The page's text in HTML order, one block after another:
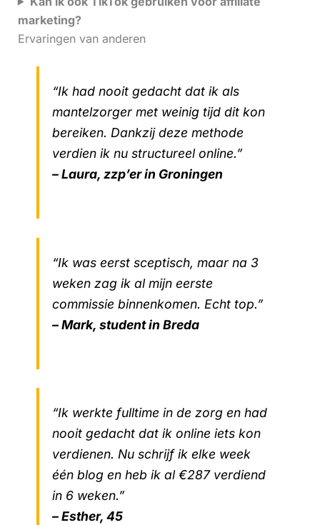
marketing?
Ervaringen van anderen
“Ik had nooit gedacht dat ik als
mantelzorger met weinig tijd dit kon
bereiken. Dankzij deze methode
verdien ik nu structureel online.”
– Laura, zzp’er in Groningen
“Ik was eerst sceptisch, maar na 3
weken zag ik al mijn eerste
commissie binnenkomen. Echt top.”
– Mark, student in Breda
“Ik werkte fulltime in de zorg en had
nooit gedacht dat ik online iets kon
verdienen. Nu schrijf ik elke week
één blog en heb ik al €287 verdiend
in 6 weken.”
– Esther, 45